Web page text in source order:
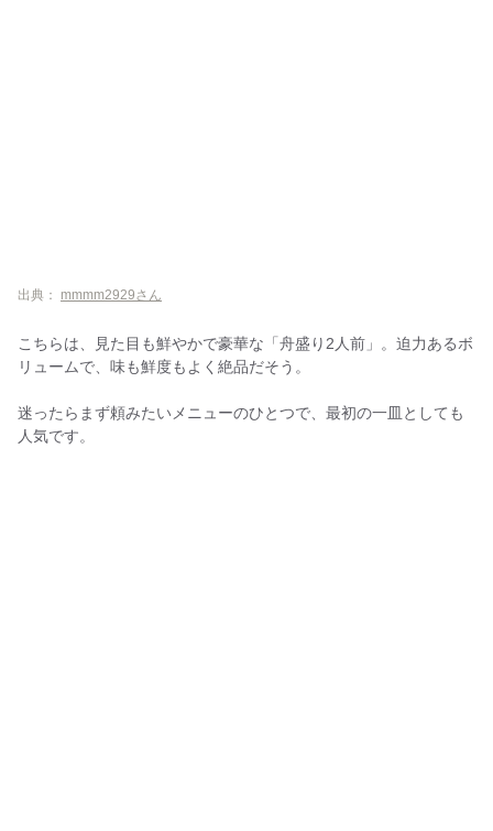
出典： mmmm2929さん
こちらは、見た目も鮮やかで豪華な「舟盛り2人前」。迫力あるボ
リュームで、味も鮮度もよく絶品だそう。
迷ったらまず頼みたいメニューのひとつで、最初の一皿としても
人気です。